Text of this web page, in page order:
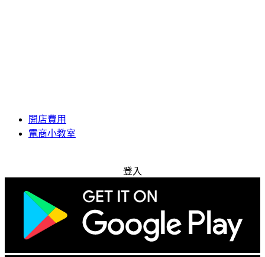
開店費用
電商小教室
登入